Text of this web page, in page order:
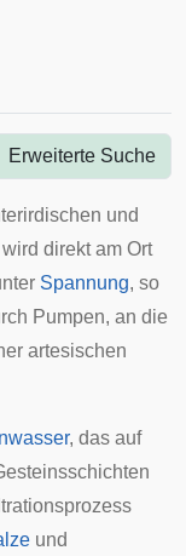
Erweiterte Suche
und
direkt am Ort
Spannung, so
Pumpen, an die
artesischen
, das auf
und